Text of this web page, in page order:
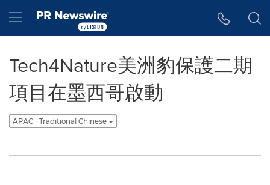
Hamburger menu
Tech4Nature美洲豹保護二期
項目在墨西哥啟動
APAC - Traditional Chinese